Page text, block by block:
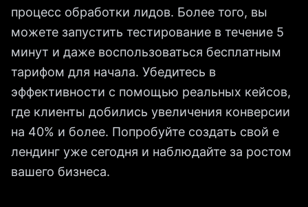
процесс обработки лидов. Более того, вы
можете запустить тестирование в течение 5
минут и даже воспользоваться бесплатным
тарифом для начала. Убедитесь в
эффективности с помощью реальных кейсов,
где клиенты добились увеличения конверсии
на 40% и более. Попробуйте создать свой е
лендинг уже сегодня и наблюдайте за ростом
вашего бизнеса.